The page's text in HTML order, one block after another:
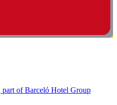
of Barceló Hotel Group